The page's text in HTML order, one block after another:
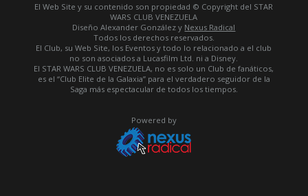
El Web Site y su contenido son propiedad © Copyright del STAR
WARS CLUB VENEZUELA
Diseño Alexander González y Nexus Radical
Todos los derechos reservados.
El Club, su Web Site, los Eventos y todo lo relacionado a el club
no son asociados a Lucasfilm Ltd. ni a Disney.
El STAR WARS CLUB VENEZUELA, no es solo un Club de fanáticos,
es el “Club Elite de la Galaxia” para el verdadero seguidor de la
Saga más espectacular de todos los tiempos.
Powered by